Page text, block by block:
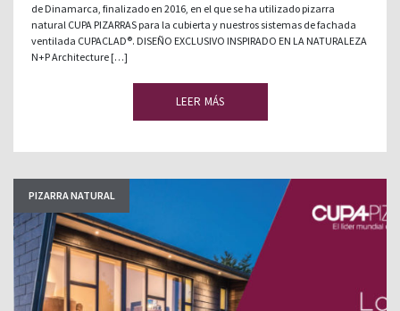
de Dinamarca, finalizado en 2016, en el que se ha utilizado pizarra
natural CUPA PIZARRAS para la cubierta y nuestros sistemas de fachada
ventilada CUPACLAD®. DISEÑO EXCLUSIVO INSPIRADO EN LA NATURALEZA
N+P Architecture […]
LEER MÁS
PIZARRA NATURAL